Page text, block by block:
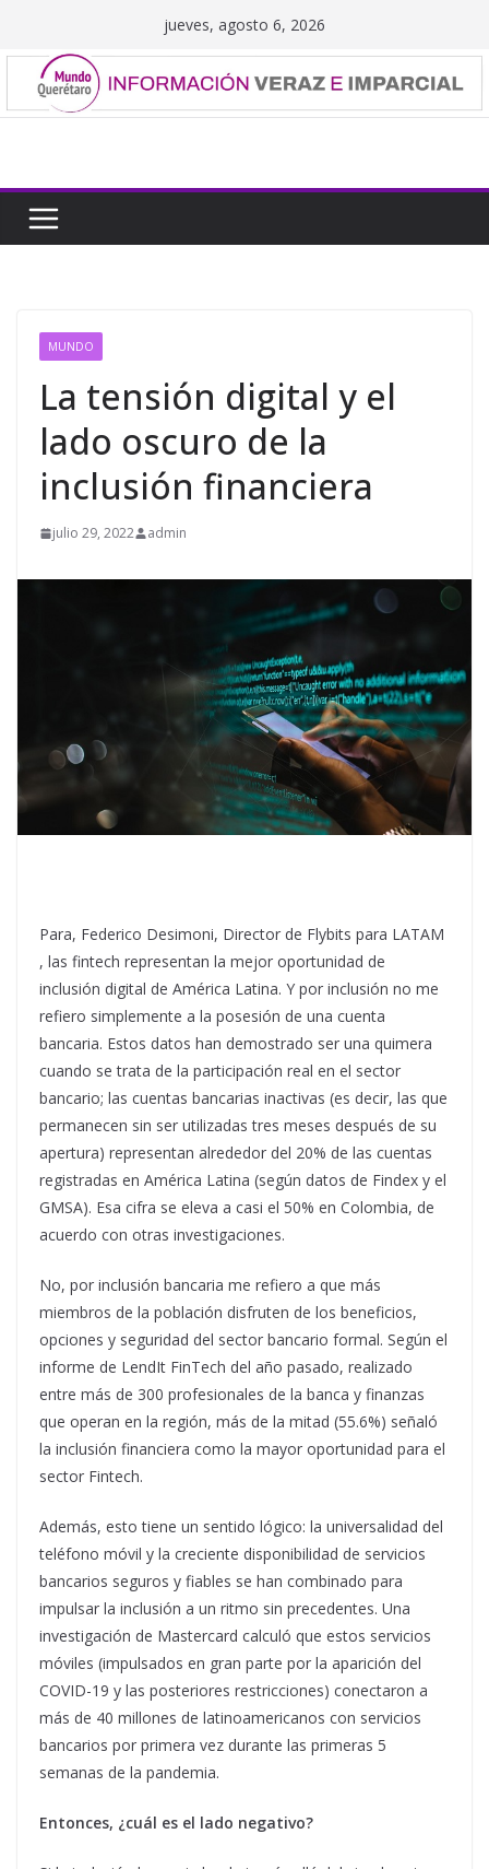
contenido
jueves, agosto 6, 2026
MUNDO
La tensión digital y el
lado oscuro de la
inclusión financiera
julio 29, 2022 admin
Para, Federico Desimoni, Director de Flybits para LATAM
, las fintech representan la mejor oportunidad de
inclusión digital de América Latina. Y por inclusión no me
refiero simplemente a la posesión de una cuenta
bancaria. Estos datos han demostrado ser una quimera
cuando se trata de la participación real en el sector
bancario; las cuentas bancarias inactivas (es decir, las que
permanecen sin ser utilizadas tres meses después de su
apertura) representan alrededor del 20% de las cuentas
registradas en América Latina (según datos de Findex y el
GMSA). Esa cifra se eleva a casi el 50% en Colombia, de
acuerdo con otras investigaciones.
No, por inclusión bancaria me refiero a que más
miembros de la población disfruten de los beneficios,
opciones y seguridad del sector bancario formal. Según el
informe de LendIt FinTech del año pasado, realizado
entre más de 300 profesionales de la banca y finanzas
que operan en la región, más de la mitad (55.6%) señaló
la inclusión financiera como la mayor oportunidad para el
sector Fintech.
Además, esto tiene un sentido lógico: la universalidad del
teléfono móvil y la creciente disponibilidad de servicios
bancarios seguros y fiables se han combinado para
impulsar la inclusión a un ritmo sin precedentes. Una
investigación de Mastercard calculó que estos servicios
móviles (impulsados en gran parte por la aparición del
COVID-19 y las posteriores restricciones) conectaron a
más de 40 millones de latinoamericanos con servicios
bancarios por primera vez durante las primeras 5
semanas de la pandemia.
Entonces, ¿cuál es el lado negativo?